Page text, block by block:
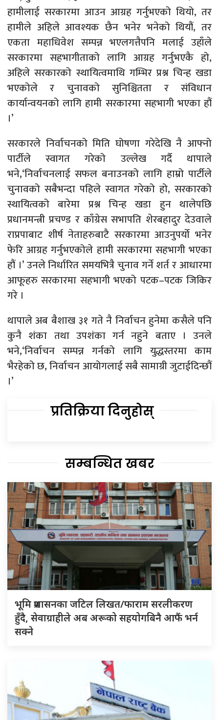
हामीलाई सरकारमा आउन आग्रह गर्नुभएको थियो, तर
हामीले अहिले आवश्यक छैन भनेर भनेको थियौं, तर
एकता महाधिवेश सम्पन्न भएलगत्तैपनि मलाई उहाँले
सरकारमा सहभागीताको लागि आग्रह गर्नुभएकै हो,
अहिले सरकारको स्थायित्वमाथि गम्भिर प्रश्न चिन्ह खडा
भएकोले र चुनावको सुनिश्चितता र संविधान
कार्यान्वयनको लागि हामी सरकारमा सहभागी भएका हौं
।’
सरकारले निर्वाचनको मिति घोषणा गरेदेखि नै आफ्नो
पार्टीले स्वागत गरेको उल्लेख गर्दै थापाले
भने,‘निर्वाचनलाई सफल बनाउनको लागि हाम्रो पार्टीले
चुनावको सबैभन्दा पहिले स्वागत गरेको हो, सरकारको
स्थायित्वको बारेमा प्रश्न चिन्ह खडा हुन थालेपछि
प्रधानमन्त्री प्रचण्ड र काँग्रेस सभापति शेरबहादुर देउवाले
राप्रपाबाट शीर्ष नेताहरुबाटै सरकारमा आउनुपर्यो भनेर
फेरि आग्रह गर्नुभएकोले हामी सरकारमा सहभागी भएका
हौं ।’ उनले निर्धारित समयभित्रै चुनाव गर्ने शर्त र आधारमा
आफूहरु सरकारमा सहभागी भएको पटक–पटक जिकिर
गरे ।
थापाले अब बैशाख ३१ गते नै निर्वाचन हुनेमा कसैले पनि
कुनै शंका तथा उपशंका गर्न नहुने बताए । उनले
भने,‘निर्वाचन सम्पन्न गर्नको लागि युद्धस्तरमा काम
भैरहेको छ, निर्वाचन आयोगलाई सबै सामाग्री जुटाईदिन्छौं
।’
प्रतिक्रिया दिनुहोस्
सम्बन्धित खबर
भूमि प्रशासनका जटिल लिखत/फाराम सरलीकरण
हुँदै, सेवाग्राहीले अब अरूको सहयोगबिनै आफैं भर्न
सक्ने